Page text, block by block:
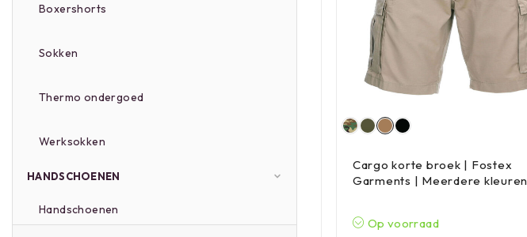
Boxershorts
Sokken
Thermo ondergoed
Werksokken
HANDSCHOENEN
Handschoenen
Cargo korte broek | Fostex
Garments | Meerdere kleuren
Op voorraad